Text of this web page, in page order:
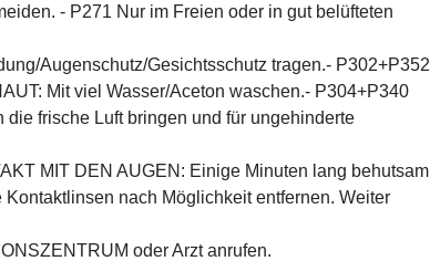
- P271 Nur im Freien oder in gut belüfteten
Augenschutz/Gesichtsschutz tragen.- P302+P352
Mit viel Wasser/Aceton waschen.- P304+P340
die frische Luft bringen und für ungehinderte
MIT DEN AUGEN: Einige Minuten lang behutsam
nach Möglichkeit entfernen. Weiter
oder Arzt anrufen.